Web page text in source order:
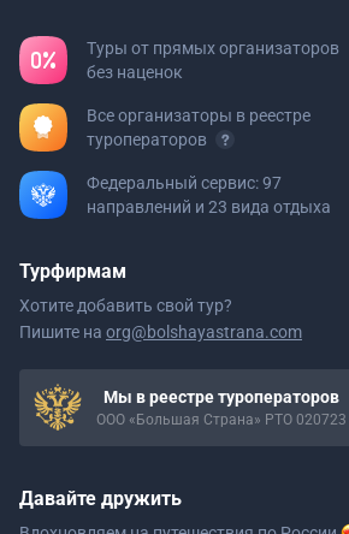
Туры от прямых организаторов
без наценок
Все организаторы в реестре
туроператоров
Федеральный сервис: 97
направлений и 23 вида отдыха
Турфирмам
Хотите добавить свой тур?
Пишите на org@bolshayastrana.com
Мы в реестре туроператоров
ООО «Большая Страна» РТО 020723
Давайте дружить